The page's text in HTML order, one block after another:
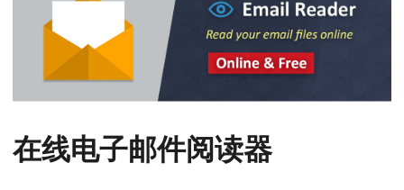
在线电子邮件阅读器